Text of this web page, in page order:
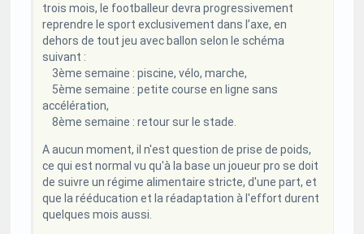
trois mois, le footballeur devra progressivement
reprendre le sport exclusivement dans l’axe, en
dehors de tout jeu avec ballon selon le schéma
suivant :
3ème semaine : piscine, vélo, marche,
5ème semaine : petite course en ligne sans
accélération,
8ème semaine : retour sur le stade.
A aucun moment, il n'est question de prise de poids,
ce qui est normal vu qu'à la base un joueur pro se doit
de suivre un régime alimentaire stricte, d'une part, et
que la rééducation et la réadaptation à l'effort durent
quelques mois aussi.